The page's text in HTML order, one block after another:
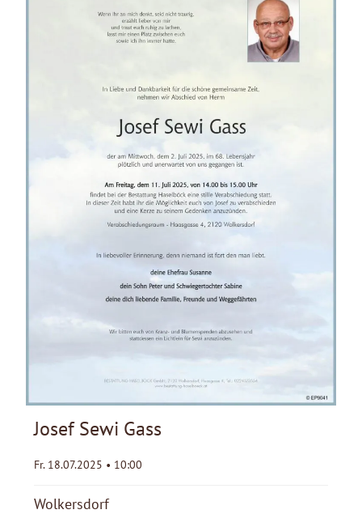
Josef Sewi Gass
Fr. 18.07.2025 • 10:00
Wolkersdorf